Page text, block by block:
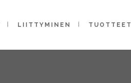
LIITTYMINEN TUOTTEET